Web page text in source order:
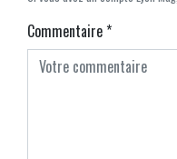
Commentaire*